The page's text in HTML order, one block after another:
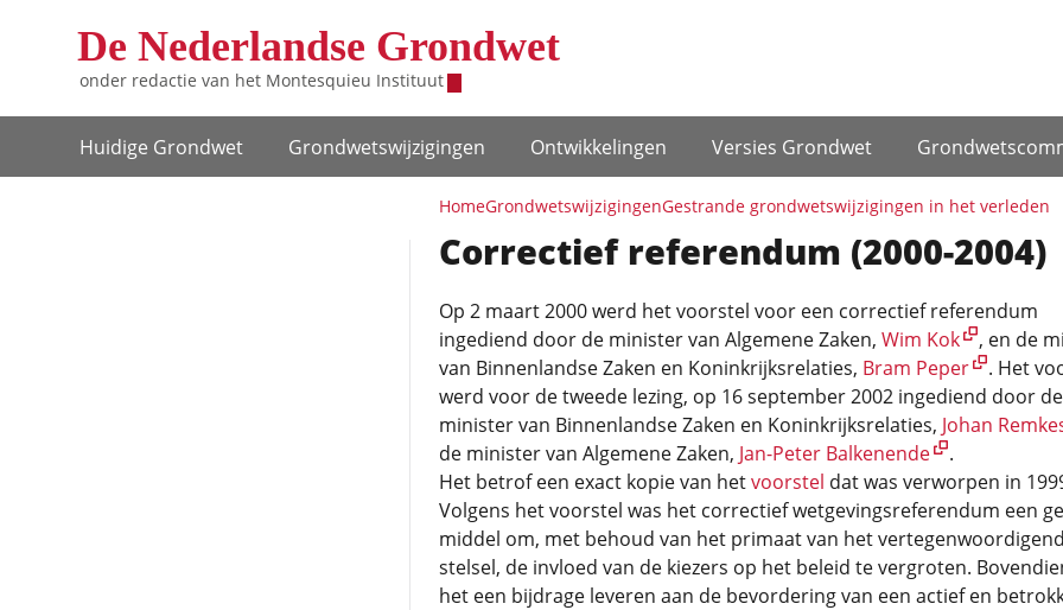
De Nederlandse Grondwet
onder redactie van het Montesquieu Instituut
Hoofdnavigatie
Huidige Grondwet Grondwets­wijzigingen Ontwikke­lingen Versies Grondwet
HomeGrondwets­wijzigingenGestrande grondwetswijzigingen in het verleden
Correctief referendum (2000-2004)
Op 2 maart 2000 werd het voorstel voor een correctief referendum
ingediend door de minister van Algemene Zaken, Wim Kok
, en de
van Binnenlandse Zaken en Koninkrijksrelaties, Bram Peper
. Het
werd voor de tweede lezing, op 16 september 2002 ingediend door de
minister van Binnenlandse Zaken en Koninkrijksrelaties, Johan
de minister van Algemene Zaken, Jan-Peter Balkenende
.
Het betrof een exact kopie van hetvoorstel dat was verworpen in
Volgens het voorstel was het correctief wetgevingsreferendum een
middel om, met behoud van het primaat van het vertegenwoordigend
stelsel, de invloed van de kiezers op het beleid te vergroten.
het een bijdrage leveren aan de bevordering van een actief en